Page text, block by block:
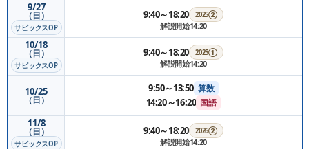
9/27
（日）
サピックスOP
9:40～18:20 2025②
解説開始14:20
10/18
（日）
サピックスOP
9:40～18:20 2025①
解説開始14:20
10/25
（日）
9:50～13:50 算数
14:20～16:20 国語
11/8
（日）
サピックスOP
9:40～18:20 2026②
解説開始14:20